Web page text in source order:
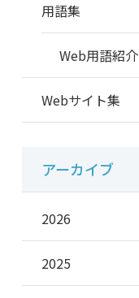
用語集
Web用語紹介
Webサイト集
アーカイブ
2026
2025